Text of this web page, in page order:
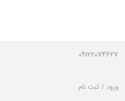
09122074627
ورود / ثبت نام